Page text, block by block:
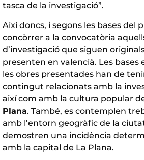
tasca de la investigació”.
Així doncs, i segons les bases del
concòrrer a la convocatòria
d’investigació que siguen
presenten en valencià. Les bases
les obres presentades han de
contingut relacionats amb la
així com amb la cultura popular
Plana. També, es contemplen
amb l’entorn geogràfic de la
demostren una incidència
amb la capital de La Plana.